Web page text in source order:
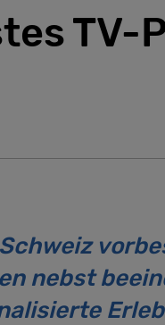
TV-
nebst